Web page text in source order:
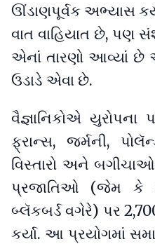
ઊંડાણપૂર્વક અભ્યાસ
વાત વાહિયાત છે, પણ
એનાં તારણો આવ્યાં છે
ઉડાડે એવા છે.
વૈજ્ઞાનિકોએ
ફ્રાન્સ, જર્મની,
વિસ્તારો અને
પ્રજાતિઓ (જેમ કે
બ્લૅકબર્ડ વગેરે) પર
કર્યા. આ પ્રયોગમાં